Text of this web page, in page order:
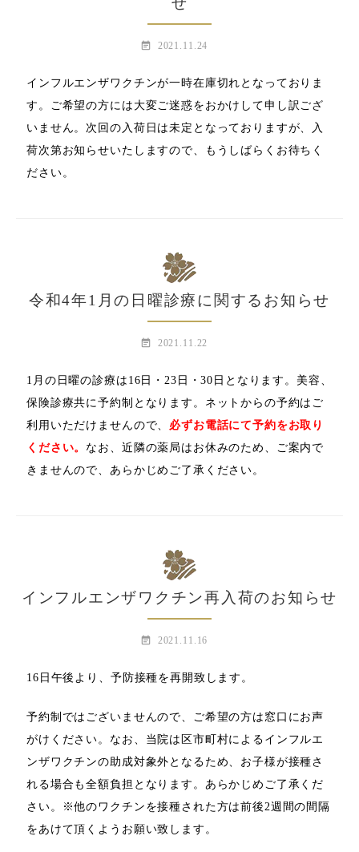
event_note 2021.11.24
インフルエンザワクチンが一時在庫切れとなっておりま
す。ご希望の方には大変ご迷惑をおかけして申し訳ござ
いません。次回の入荷日は未定となっておりますが、入
荷次第お知らせいたしますので、もうしばらくお待ちく
ださい。
令和4年1月の日曜診療に関するお知らせ
event_note 2021.11.22
1月の日曜の診療は16日・23日・30日となります。美容、
保険診療共に予約制となります。ネットからの予約はご
利用いただけませんので、 必ずお電話にて予約をお取り
ください。 なお、近隣の薬局はお休みのため、ご案内で
きませんので、あらかじめご了承ください。
インフルエンザワクチン再入荷のお知らせ
event_note 2021.11.16
16日午後より、予防接種を再開致します。
予約制ではございませんので、ご希望の方は窓口にお声
がけください。なお、当院は区市町村によるインフルエ
ンザワクチンの助成対象外となるため、お子様が接種さ
れる場合も全額負担となります。あらかじめご了承くだ
さい。※他のワクチンを接種された方は前後2週間の間隔
をあけて頂くようお願い致します。